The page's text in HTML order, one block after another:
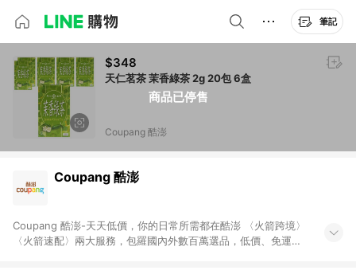
筆記
商品已停售
$348
天仁茗茶 茉香綠茶 2g 20包 6盒
Coupang 酷澎
Coupang 酷澎
Coupang 酷澎-天天低價，你的日常所需都在酷澎 〈火箭跨境〉
〈火箭速配〉兩大服務，包羅國內外數百萬選品，低價、免運，